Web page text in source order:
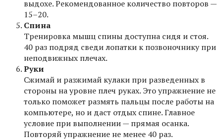
выдохе. Рекомендованное количество повторов —
15–20.
Спина
Тренировка мышц спины доступна сидя и стоя.
40 раз подряд сведи лопатки к позвоночнику при
неподвижных плечах.
Руки
Сжимай и разжимай кулаки при разведенных в
стороны на уровне плеч руках. Это упражнение не
только поможет размять пальцы после работы на
компьютере, но и даст отдых спине. Главное
условие при выполнении — прямая осанка.
Повторяй упражнение не менее 40 раз.